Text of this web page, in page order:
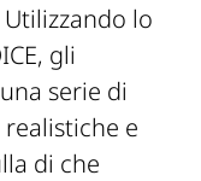
lo
gli
serie di
e
di che